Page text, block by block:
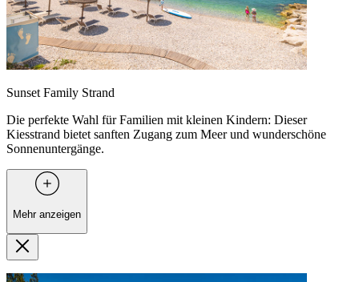
Sunset Family Strand
Die perfekte Wahl für Familien mit kleinen Kindern: Dieser
Kiesstrand bietet sanften Zugang zum Meer und wunderschöne
Sonnenuntergänge.
Mehr anzeigen